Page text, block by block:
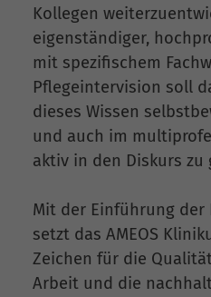
Kollegen
eigenständiger,
mit spezifischem
Pflegeintervision soll
dieses Wissen
und auch im
aktiv in den Diskurs zu
Mit der Einführung der
setzt das AMEOS
Zeichen für die
Arbeit und die